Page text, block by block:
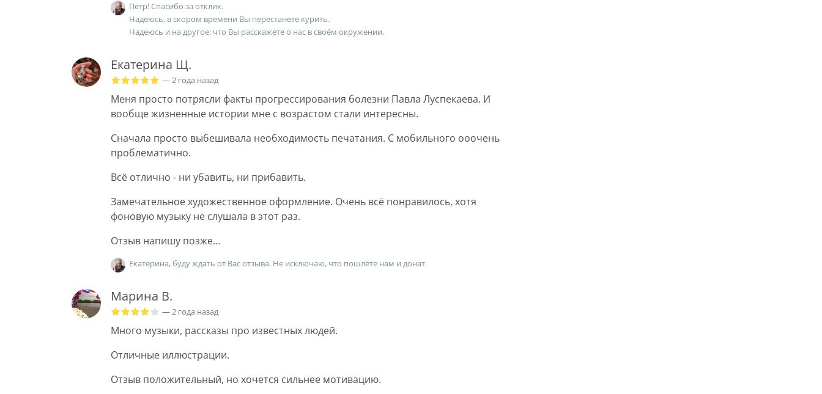
Пётр! Спасибо за отклик.
Надеюсь, в скором времени Вы перестанете курить.
Надеюсь и на другое: что Вы расскажете о нас в своём окружении.
Екатерина Щ.
— 2 года назад
Меня просто потрясли факты прогрессирования болезни Павла Луспекаева. И
вообще жизненные истории мне с возрастом стали интересны.
Сначала просто выбешивала необходимость печатания. С мобильного ооочень
проблематично.
Всё отлично - ни убавить, ни прибавить.
Замечательное художественное оформление. Очень всё понравилось, хотя
фоновую музыку не слушала в этот раз.
Отзыв напишу позже…
Екатерина, буду ждать от Вас отзыва. Не исключаю, что пошлёте нам и донат.
Марина В.
— 2 года назад
Много музыки, рассказы про известных людей.
Отличные иллюстрации.
Отзыв положительный, но хочется сильнее мотивацию.